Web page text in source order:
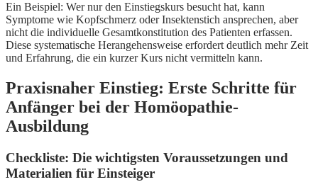
Ein Beispiel: Wer nur den Einstiegskurs besucht hat, kann
Symptome wie Kopfschmerz oder Insektenstich ansprechen, aber
nicht die individuelle Gesamtkonstitution des Patienten erfassen.
Diese systematische Herangehensweise erfordert deutlich mehr Zeit
und Erfahrung, die ein kurzer Kurs nicht vermitteln kann.
Praxisnaher Einstieg: Erste Schritte für
Anfänger bei der Homöopathie-
Ausbildung
Checkliste: Die wichtigsten Voraussetzungen und
Materialien für Einsteiger